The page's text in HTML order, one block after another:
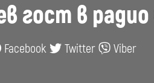
гост в
Facebook Twitter Viber